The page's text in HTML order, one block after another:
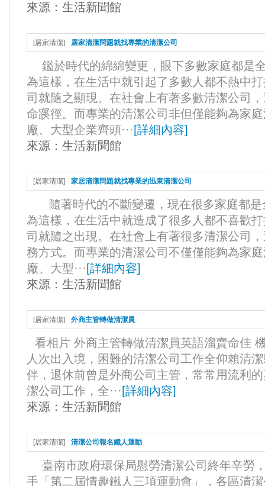
來源： 生活新聞館
[居家清潔] 居家清潔問題就找專業的清潔公司
鑑於時代的綿綿變更，眼下多數家庭都是
為這樣，在生活中就引起了多數人都不熱中
司就隨之顯現。在社會上有著多數清潔公司
命蹊徑。而專業的清潔公司非但僅能夠為家
廠、大型企業齊頭··· [詳細內容]
來源： 生活新聞館
[居家清潔] 家居清潔問題就找專業的迅束清潔公司
隨著時代的不斷變遷，現在很多家庭都是
為這樣，在生活中就造成了很多人都不喜歡
司就隨之出現。在社會上有著很多清潔公司
務方式。而專業的清潔公司不僅僅能夠為家
廠、大型··· [詳細內容]
來源： 生活新聞館
[居家清潔] 外商主管轉做清潔員
看相片 外商主管轉做清潔員英語溜賣命佳
人次出入境，困難的清潔公司工作全仰賴清
伴，退休前曾是外商公司主管，常常用流利
潔公司工作，全··· [詳細內容]
來源： 生活新聞館
[居家清潔] 清潔公司報名鐵人運動
臺南市政府環保局慰勞清潔公司終年辛勞
手「第二屆情趣鐵人三項運動會」，各區清